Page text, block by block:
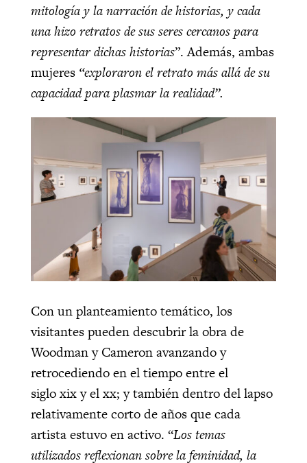
mitología y la narración de historias, y cada
una hizo retratos de sus seres cercanos para
representar dichas historias”. Además, ambas
mujeres “exploraron el retrato más allá de su
capacidad para plasmar la realidad”.
Con un planteamiento temático, los
visitantes pueden descubrir la obra de
Woodman y Cameron avanzando y
retrocediendo en el tiempo entre el
siglo xix y el xx; y también dentro del lapso
relativamente corto de años que cada
artista estuvo en activo. “Los temas
utilizados reflexionan sobre la feminidad, la